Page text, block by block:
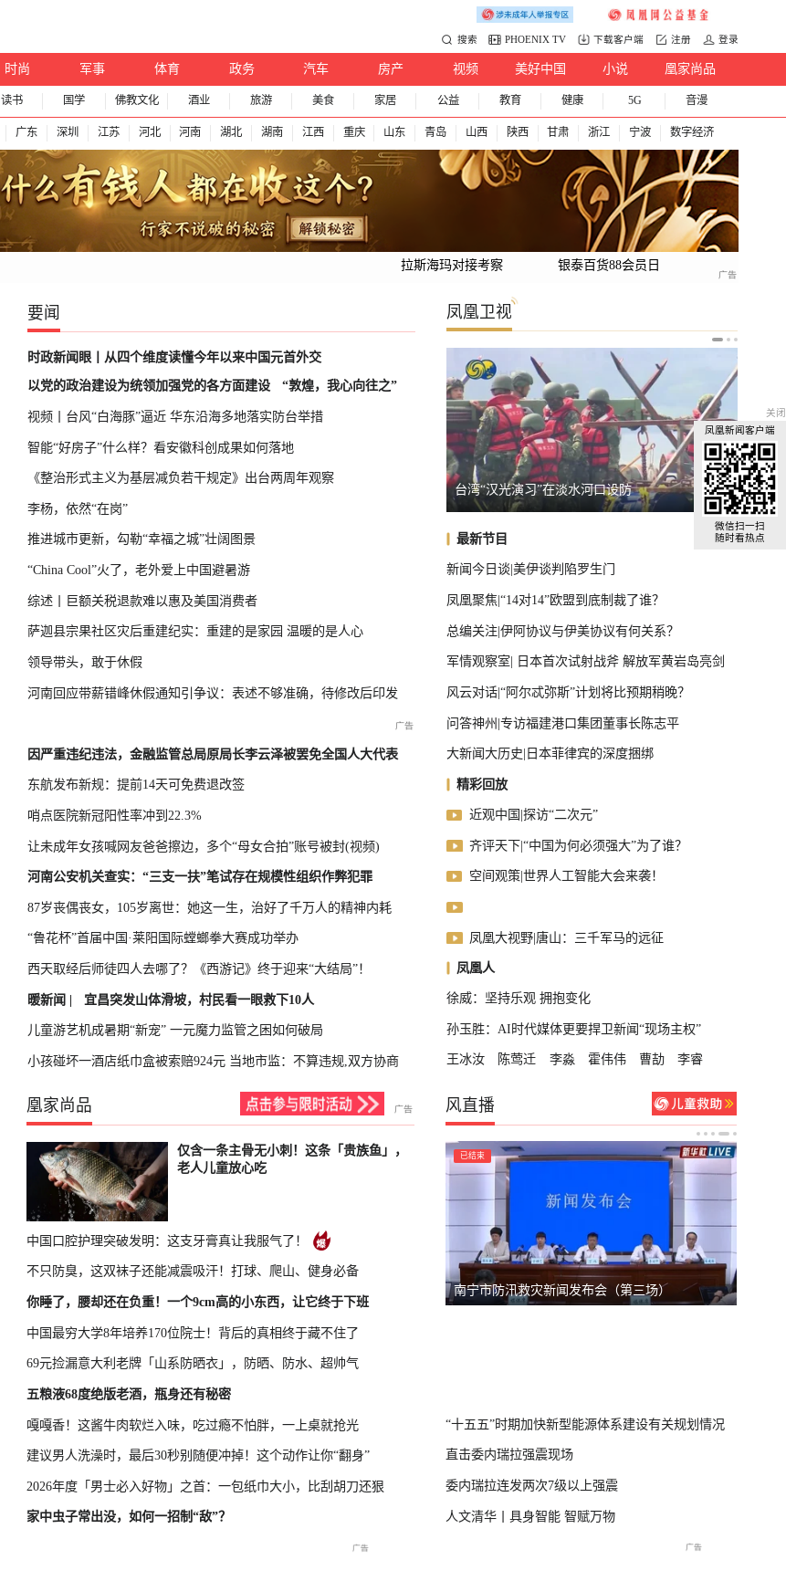
搜索 PHOENIX TV 下载客户端 注册 登录
时尚 军事 体育 政务 汽车 房产 视频 美好中国 小说 凰家尚品
读书 国学 佛教文化 酒业 旅游 美食 家居 公益 教育 健康 5G 音漫
广东 深圳 江苏 河北 河南 湖北 湖南 江西 重庆 山东 青岛 山西 陕西 甘肃 浙江 宁波 数字经济
拉斯海玛对接考察 银泰百货88会员日
U17国足三连胜晋级半决赛 全球汽车前十，中国占了三把椅子
要闻
时政新闻眼丨从四个维度读懂今年以来中国元首外交
以党的政治建设为统领加强党的各方面建设
“敦煌，我心向往之”
视频丨台风“白海豚”逼近 华东沿海多地落实防台举措
智能“好房子”什么样？看安徽科创成果如何落地
《整治形式主义为基层减负若干规定》出台两周年观察
李杨，依然“在岗”
推进城市更新，勾勒“幸福之城”壮阔图景
“China Cool”火了，老外爱上中国避暑游
综述丨巨额关税退款难以惠及美国消费者
萨迦县宗果社区灾后重建纪实：重建的是家园 温暖的是人心
领导带头，敢于休假
河南回应带薪错峰休假通知引争议：表述不够准确，待修改后印发
因严重违纪违法，金融监管总局原局长李云泽被罢免全国人大代表
东航发布新规：提前14天可免费退改签
哨点医院新冠阳性率冲到22.3%
让未成年女孩喊网友爸爸擦边，多个“母女合拍”账号被封(视频)
河南公安机关查实：“三支一扶”笔试存在规模性组织作弊犯罪
87岁丧偶丧女，105岁离世：她这一生，治好了千万人的精神内耗
“鲁花杯”首届中国·莱阳国际螳螂拳大赛成功举办
西天取经后师徒四人去哪了？《西游记》终于迎来“大结局”！
暖新闻 | 宜昌突发山体滑坡，村民看一眼救下10人
儿童游艺机成暑期“新宠” 一元魔力监管之困如何破局
小孩碰坏一酒店纸巾盒被索赔924元 当地市监：不算违规,双方协商
凤凰卫视
台湾“汉光演习”在淡水河口设防 乌克
最新节目
新闻今日谈|美伊谈判陷罗生门
凤凰聚焦|“14对14”欧盟到底制裁了谁？
总编关注|伊阿协议与伊美协议有何关系？
军情观察室| 日本首次试射战斧 解放军黄岩岛亮剑
风云对话|“阿尔忒弥斯”计划将比预期稍晚？
问答神州|专访福建港口集团董事长陈志平
大新闻大历史|日本菲律宾的深度捆绑
精彩回放
近观中国|探访“二次元”
齐评天下|“中国为何必须强大”为了谁？
空间观策|世界人工智能大会来袭！
凤凰大视野|唐山：三千军马的远征
凤凰人
徐威：坚持乐观 拥抱变化
孙玉胜：AI时代媒体更要捍卫新闻“现场主权”
王冰汝 陈莺迁 李淼 霍伟伟 曹劼 李睿
凰家尚品
仅含一条主骨无小刺！这条「贵族鱼」，
老人儿童放心吃
中国口腔护理突破发明：这支牙膏真让我服气了！
不只防臭，这双袜子还能减震吸汗！打球、爬山、健身必备
你睡了，腰却还在负重！一个9cm高的小东西，让它终于下班
中国最穷大学8年培养170位院士！背后的真相终于藏不住了
69元捡漏意大利老牌「山系防晒衣」，防晒、防水、超帅气
五粮液68度绝版老酒，瓶身还有秘密
嘎嘎香！这酱牛肉软烂入味，吃过瘾不怕胖，一上桌就抢光
建议男人洗澡时，最后30秒别随便冲掉！这个动作让你“翻身”
2026年度「男士必入好物」之首：一包纸巾大小，比刮胡刀还狠
家中虫子常出没，如何一招制“敌”？
风直播
会
已结束 已结束
南宁市防汛救灾新闻发布会（第三场）
“十五五”时期加快新型能源体系建设有关规划情况
直击委内瑞拉强震现场
委内瑞拉连发两次7级以上强震
人文清华丨具身智能 智赋万物
关闭
凤凰新闻客户端
微信扫一扫
随时看热点